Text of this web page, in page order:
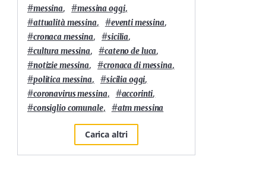
#messina, #messina oggi,
#attualità messina, #eventi messina,
#cronaca messina, #sicilia,
#cultura messina, #cateno de luca,
#notizie messina, #cronaca di messina,
#politica messina, #sicilia oggi,
#coronavirus messina, #accorinti,
#consiglio comunale, #atm messina
Carica altri